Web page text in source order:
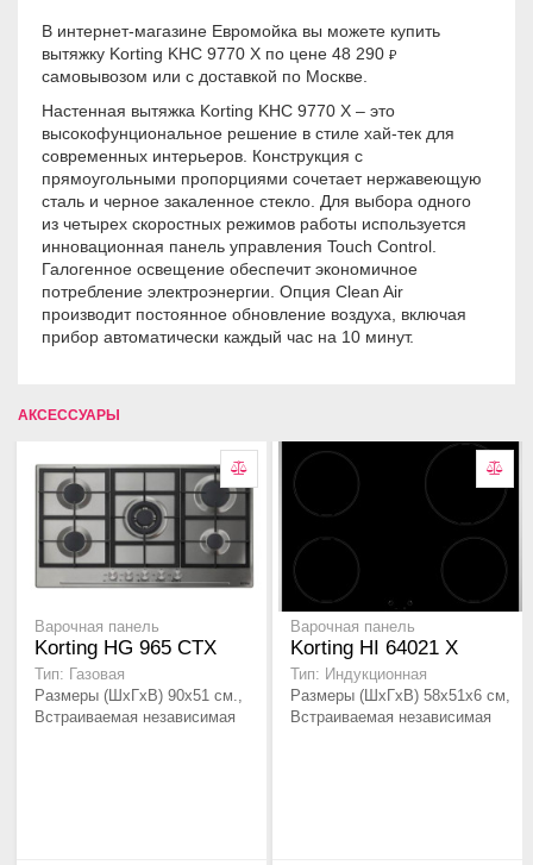
В интернет-магазине Евромойка вы можете купить
вытяжку Korting KHC 9770 X по цене 48 290 ₽
самовывозом или с доставкой по Москве.
Настенная вытяжка Korting KHC 9770 X – это
высокофунциональное решение в стиле хай-тек для
современных интерьеров. Конструкция с
прямоугольными пропорциями сочетает нержавеющую
сталь и черное закаленное стекло. Для выбора одного
из четырех скоростных режимов работы используется
инновационная панель управления Touch Control.
Галогенное освещение обеспечит экономичное
потребление электроэнергии. Опция Clean Air
производит постоянное обновление воздуха, включая
прибор автоматически каждый час на 10 минут.
АКСЕССУАРЫ
Варочная панель
Korting HG 965 CTX
Тип: Газовая
Размеры (ШхГхВ) 90х51 см.,
Встраиваемая независимая
Варочная панель
Korting HI 64021 X
Тип: Индукционная
Размеры (ШхГхВ) 58х51х6 см,
Встраиваемая независимая